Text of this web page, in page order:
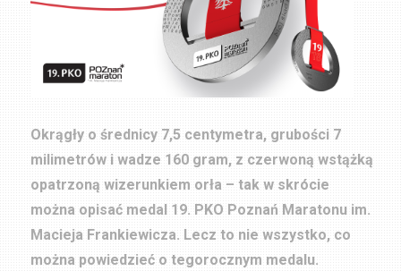
Okrągły o średnicy 7,5 centymetra, grubości 7
milimetrów i wadze 160 gram, z czerwoną wstążką
opatrzoną wizerunkiem orła – tak w skrócie
można opisać medal 19. PKO Poznań Maratonu im.
Macieja Frankiewicza. Lecz to nie wszystko, co
można powiedzieć o tegorocznym medalu.